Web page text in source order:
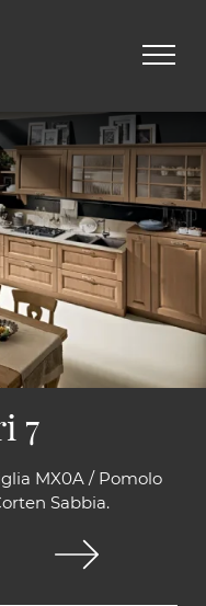
MX0A / Pomolo
Sabbia.
7